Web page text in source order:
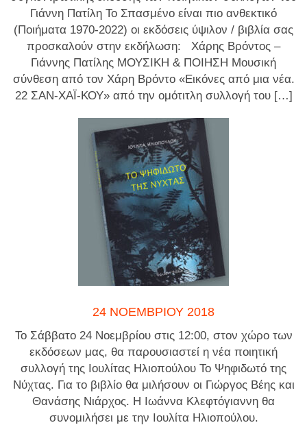
Γιάννη Πατίλη Το Σπασμένο είναι πιο ανθεκτικό
(Ποιήματα 1970-2022) οι εκδόσεις ύψιλον / βιβλία σας
προσκαλούν στην εκδήλωση: Χάρης Βρόντος –
Γιάννης Πατίλης ΜΟΥΣΙΚΗ & ΠΟΙΗΣΗ Μουσική
σύνθεση από τον Χάρη Βρόντο «Εικόνες από μια νέα.
22 ΣΑΝ-ΧΑΪ-ΚΟΥ» από την ομότιτλη συλλογή του […]
24 ΝΟΕΜΒΡΊΟΥ 2018
Το Σάββατο 24 Νοεμβρίου στις 12:00, στον χώρο των
εκδόσεων μας, θα παρουσιαστεί η νέα ποιητική
συλλογή της Ιουλίτας Ηλιοπούλου Το Ψηφιδωτό της
Νύχτας. Για το βιβλίο θα μιλήσουν οι Γιώργος Βέης και
Θανάσης Νιάρχος. Η Ιωάννα Κλεφτόγιαννη θα
συνομιλήσει με την Ιουλίτα Ηλιοπούλου.